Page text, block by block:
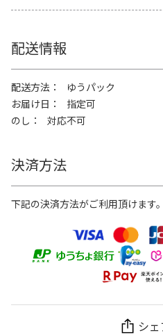
配送情報
配送方法
ゆうパック
お届け日
指定可
のし
対応不可
決済方法
下記の決済方法がご利用頂けます。
シ